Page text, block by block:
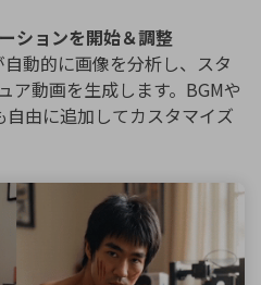
ションを開始＆調整
動的に画像を分析し、スタ
ア動画を生成します。BGMや
由に追加してカスタマイズ